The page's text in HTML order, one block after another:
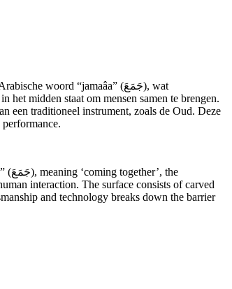
het midden staat om mensen samen te brengen.
een traditioneel instrument, zoals de Oud. Deze
interaction. The surface consists of carved
and technology breaks down the barrier